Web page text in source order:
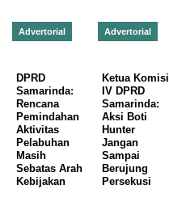
Advertorial
DPRD
Samarinda:
Rencana
Pemindahan
Aktivitas
Pelabuhan
Masih
Sebatas Arah
Kebijakan
Advertorial
Ketua Komisi
IV DPRD
Samarinda:
Aksi Boti
Hunter
Jangan
Sampai
Berujung
Persekusi